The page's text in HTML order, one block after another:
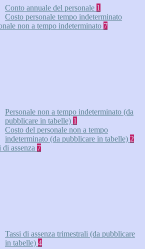
Conto annuale del personale 1
Costo personale tempo indeterminato
non a tempo indeterminato 7
Personale non a tempo indeterminato (da
pubblicare in tabelle) 1
Costo del personale non a tempo
indeterminato (da pubblicare in tabelle) 2
di assenza 7
Tassi di assenza trimestrali (da pubblicare
in tabelle) 4